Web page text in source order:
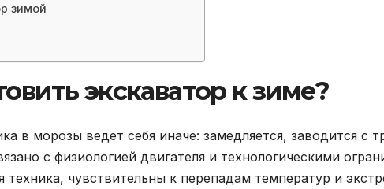
зимой
экскаватор к зиме?
в морозы ведет себя иначе: замедляется, заводится с
с физиологией двигателя и технологическими
чувствительны к перепадам температур и